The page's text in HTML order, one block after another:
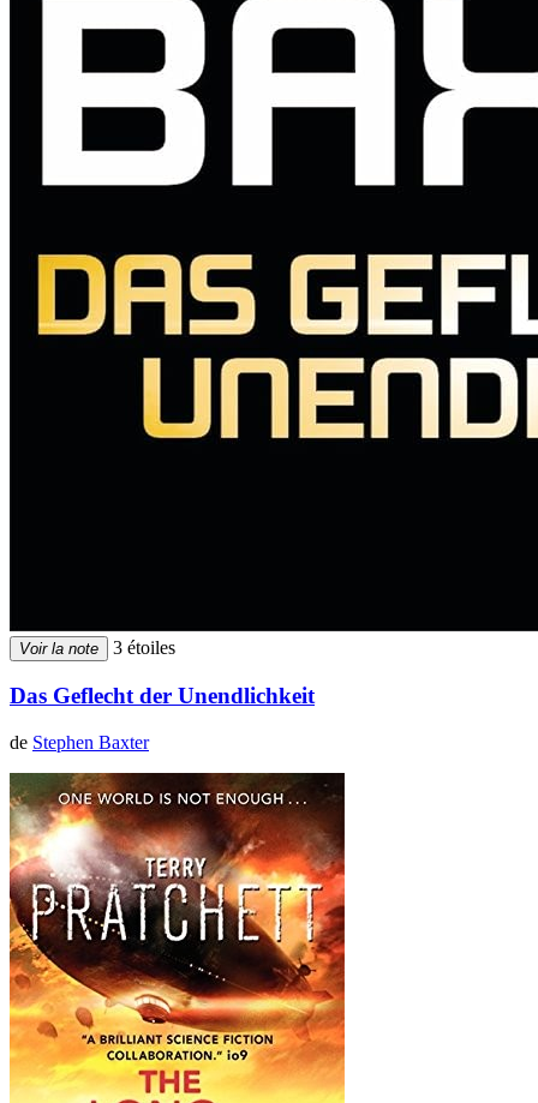
Voir la note 3 étoiles
Das Geflecht der Unendlichkeit
de Stephen Baxter